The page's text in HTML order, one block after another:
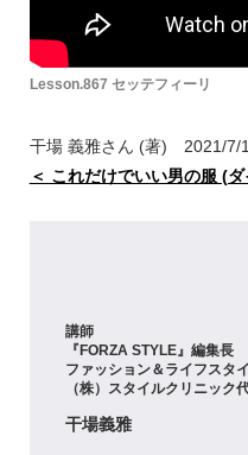
Lesson.867 セッテフィーリ
干場 義雅さん (著) 2021/7/
＜ これだけでいい男の服 (
講師
『FORZA STYLE』編集長
ファッション＆ライフスタ
（株）スタイルクリニック
干場義雅